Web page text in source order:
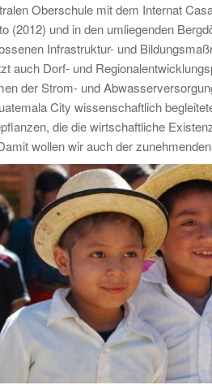
Oberschule mit dem Internat
(2012) und in den umliegenden
Infrastruktur- und
auch Dorf- und
der Strom- und
City wissenschaftlich
die die wirtschaftliche
wollen wir auch der